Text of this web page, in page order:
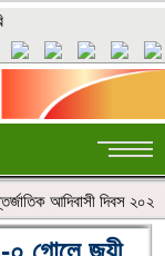
আদিবাসী দিবস ২০২৬: